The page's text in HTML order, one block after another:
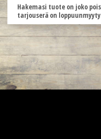
Hakemasi tuote on joko
tarjouserä on